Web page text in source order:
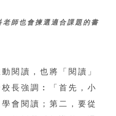
師也會揀選適合課題的書
閱讀，也將「閱讀」
長強調︰「首先，小
會閱讀；第二，要從